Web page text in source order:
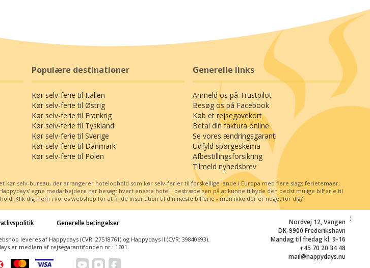
Populære destinationer
Kør selv-ferie til Italien
Kør selv-ferie til Østrig
Kør selv-ferie til Frankrig
Kør selv-ferie til Tyskland
Kør selv-ferie til Sverige
Kør selv-ferie til Danmark
Kør selv-ferie til Polen
Generelle links
Anmeld os på Trustpilot
Besøg os på Facebook
Køb et rejsegavekort
Betal din faktura online
Se vores ændringsgaranti
Udfyld spørgeskema
Afbestillingsforsikring
Tilmeld nyhedsbrev
kør selv-bureau, der arrangerer hotelophold som kør selv-ferier til forskellige lande i Europa med flere slags ferietemaer;
egne medarbejdere har besøgt hvert eneste hotel i bestræbelsen på at kunne tilbyde den bedst mulige bilferie til
Klik dig frem i vores webshop for at finde inspiration til din næste bilferie - mon ikke der er noget for dig?
Nordvej 12, Vangen
DK-9900 Frederikshavn
Mandag til fredag kl. 9-16
+45 70 20 34 48
mail@happydays.nu
Generelle betingelser
leveres af Happydays (CVR: 27518761) og Happydays II (CVR: 39840693).
er medlem af rejsegarantifonden nr.: 1601.
;